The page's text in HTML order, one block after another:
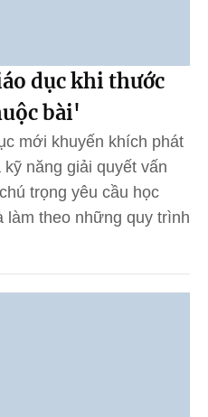
dục khi thước
bài'
mới khuyến khích phát
năng giải quyết vấn
trọng yêu cầu học
làm theo những quy trình